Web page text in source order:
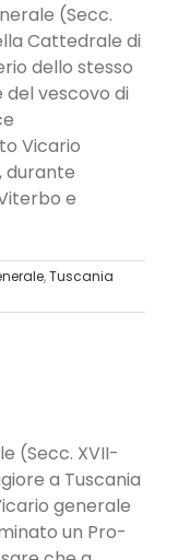
(Secc.
Cattedrale di
dello stesso
del vescovo di
Vicario
durante
e
,Tuscania
(Secc. XVII-
a Tuscania
generale
un Pro-